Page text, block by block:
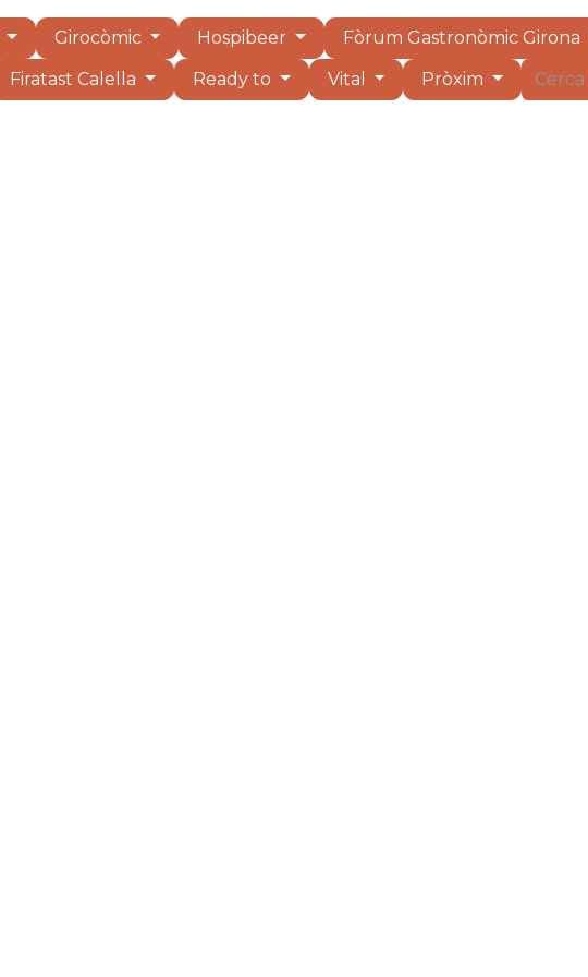
Girocòmic Hospibeer Fòrum Gastronòmic Girona
Firatast Calella Ready to Vital Pròxim